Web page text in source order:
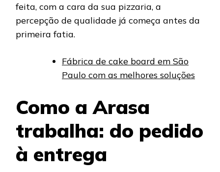
feita, com a cara da sua pizzaria, a
percepção de qualidade já começa antes da
primeira fatia.
Fábrica de cake board em São
Paulo com as melhores soluções
Como a Arasa
trabalha: do pedido
à entrega